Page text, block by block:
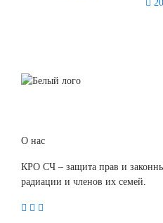
О нас
КРО СЧ – защита прав и
радиации и членов их семей.